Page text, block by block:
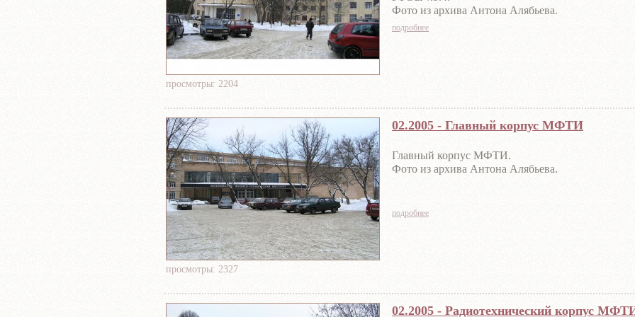
Фото из архива Антона Алябьева.
подробнее
просмотры: 2204
02.2005 - Главный корпус МФТИ
Главный корпус МФТИ.
Фото из архива Антона Алябьева.
подробнее
просмотры: 2327
02.2005 - Радиотехнический корпус